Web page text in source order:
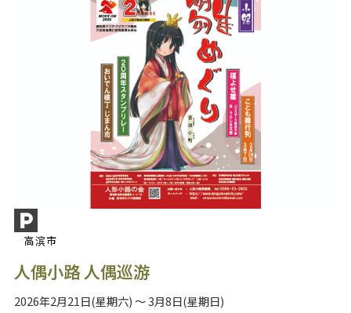
高滨市
人偶小路 人偶巡游
2026年2月21日(星期六) ～ 3月8日(星期日)